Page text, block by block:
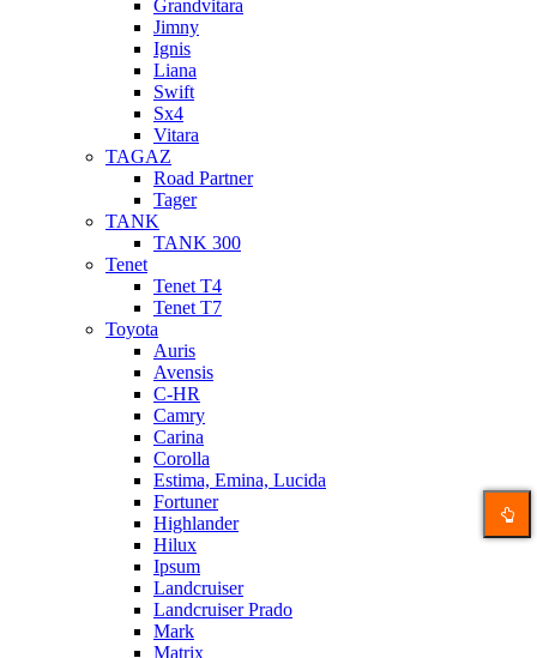
Grandvitara
Jimny
Ignis
Liana
Swift
Sx4
Vitara
TAGAZ
Road Partner
Tager
TANK
TANK 300
Tenet
Tenet T4
Tenet T7
Toyota
Auris
Avensis
C-HR
Camry
Carina
Corolla
Estima, Emina, Lucida
Fortuner
Highlander
Hilux
Ipsum
Landcruiser
Landcruiser Prado
Mark
Matrix